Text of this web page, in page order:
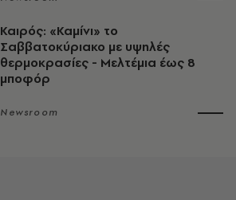
Καιρός: «Καμίνι» το
Σαββατοκύριακο με υψηλές
θερμοκρασίες - Mελτέμια έως 8
μποφόρ
Newsroom